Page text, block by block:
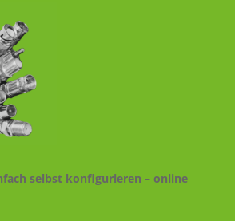
selbst konfigurieren – online